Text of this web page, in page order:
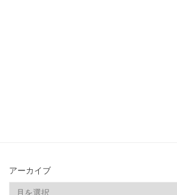
アーカイブ